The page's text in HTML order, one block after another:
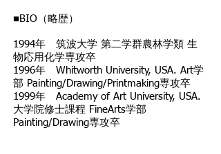
■BIO（略歴）
1994年 筑波大学 第二学群農林学類 生
物応用化学専攻卒
1996年 Whitworth University, USA. Art学
部 Painting/Drawing/Printmaking専攻卒
1999年 Academy of Art University, USA.
大学院修士課程 FineArts学部
Painting/Drawing専攻卒